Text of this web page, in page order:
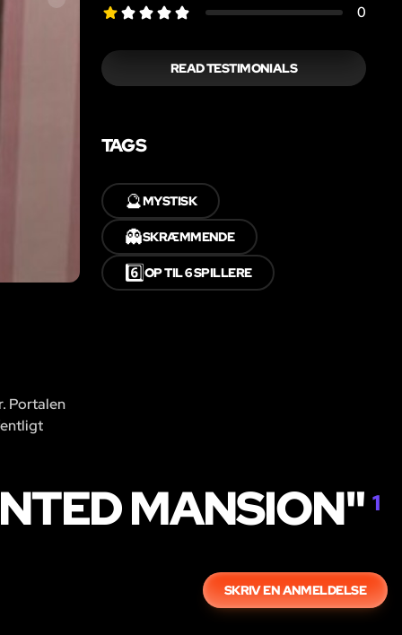
Portalen
0
READ TESTIMONIALS
TAGS
🔮MYSTISK
👻SKRÆMMENDE
6️⃣OP TIL 6 SPILLERE
MANSION" 1
SKRIV EN ANMELDELSE